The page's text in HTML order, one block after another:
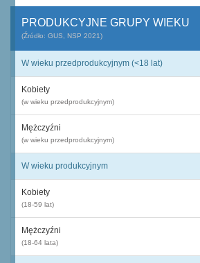
PRODUKCYJNE GRUPY WIEKU
(Źródło: GUS, NSP 2021)
W wieku przedprodukcyjnym (<18 lat)
Kobiety
(w wieku przedprodukcyjnym)
Mężczyźni
(w wieku przedprodukcyjnym)
W wieku produkcyjnym
Kobiety
(18-59 lat)
Mężczyźni
(18-64 lata)